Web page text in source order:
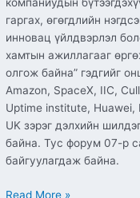
компаниудын
гаргах, өгөгдлийн
инновац үйлдвэрлэл
хамтын ажиллагааг
олгож байна” гэдгийг
Amazon, SpaceX, IIC,
Uptime institute,
UK зэрэг дэлхийн
байна. Тус форум 07-р
байгуулагдаж байна.
Read More »